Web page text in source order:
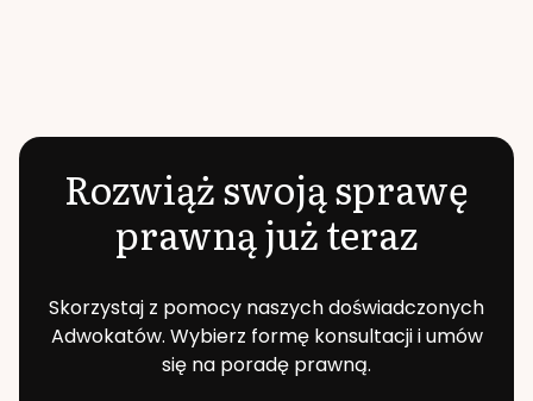
Rozwiąż swoją sprawę
prawną już teraz
Skorzystaj z pomocy naszych doświadczonych
Adwokatów. Wybierz formę konsultacji i umów
się na poradę prawną.